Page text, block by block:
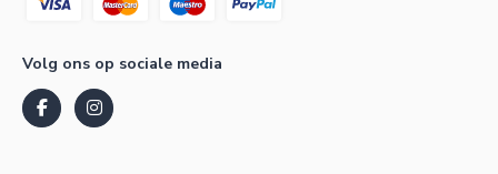
Volg ons op sociale media